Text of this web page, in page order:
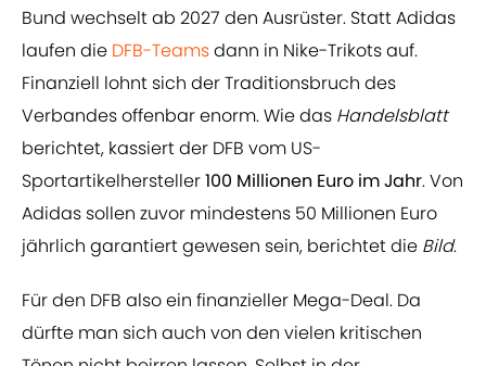
Bund wechselt ab 2027 den Ausrüster. Statt Adidas
laufen die DFB-Teamsdann in Nike-Trikots auf.
Finanziell lohnt sich der Traditionsbruch des
Verbandes offenbar enorm. Wie das Handelsblatt
berichtet, kassiert der DFB vom US-
Sportartikelhersteller100 Millionen Euro im Jahr. Von
Adidas sollen zuvor mindestens 50 Millionen Euro
jährlich garantiert gewesen sein, berichtet die Bild.
Für den DFB also ein finanzieller Mega-Deal. Da
dürfte man sich auch von den vielen kritischen